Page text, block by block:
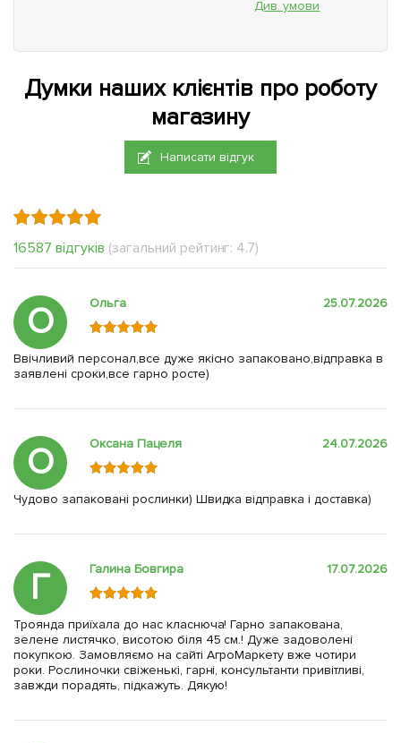
Див. умови
Думки наших клієнтів про роботу
магазину
Написати відгук
16587 відгуків (загальний рейтинг: 4.7)
О Ольга 25.07.2026
Ввічливий персонал,все дуже якісно запаковано,відправка в
заявлені сроки,все гарно росте)
О Оксана Пацеля 24.07.2026
Чудово запаковані рослинки) Швидка відправка і доставка)
Г Галина Бовгира 17.07.2026
Троянда приїхала до нас класнюча! Гарно запакована,
зелене листячко, висотою біля 45 см.! Дуже задоволені
покупкою. Замовляємо на сайті АгроМаркету вже чотири
роки. Рослиночки свіженькі, гарні, консультанти привітливі,
завжди порадять, підкажуть. Дякую!